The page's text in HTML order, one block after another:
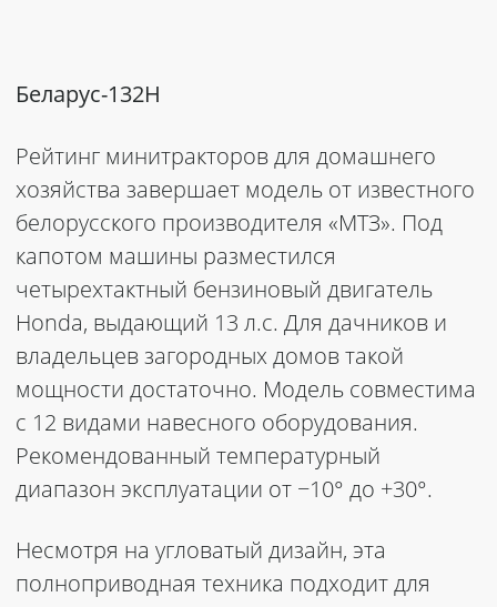
Беларус-132Н
Рейтинг минитракторов для домашнего
хозяйства завершает модель от известного
белорусского производителя «МТЗ». Под
капотом машины разместился
четырехтактный бензиновый двигатель
Honda, выдающий 13 л.с. Для дачников и
владельцев загородных домов такой
мощности достаточно. Модель совместима
с 12 видами навесного оборудования.
Рекомендованный температурный
диапазон эксплуатации от −10° до +30°.
Несмотря на угловатый дизайн, эта
полноприводная техника подходит для